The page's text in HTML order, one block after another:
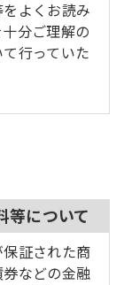
よくお読み
分ご理解の
行っていた
等について
証された商
などの金融